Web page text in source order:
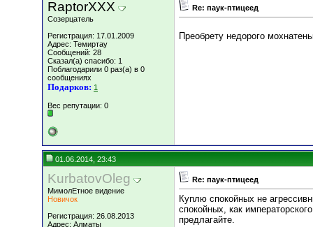
RaptorXXX
Созерцатель
Регистрация: 17.01.2009
Адрес: Темиртау
Сообщений: 28
Сказал(а) спасибо: 1
Поблагодарили 0 раз(а) в 0
сообщениях
Подарков: 1
Вес репутации: 0
Re: паук-птицеед
Преобрету недорого
01.06.2014, 23:43
KurbatovOleg
МимолЕтное видение
Новичок
Регистрация: 26.08.2013
Адрес: Алматы
Re: паук-птицеед
Куплю спокойных не
спокойных, как
предлагайте.